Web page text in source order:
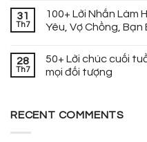
31
Th7
100+ Lời Nhắn Làm
Yêu, Vợ Chồng, Bạn
28
Th7
50+ Lời chúc cuối
mọi đối tượng
RECENT COMMENTS